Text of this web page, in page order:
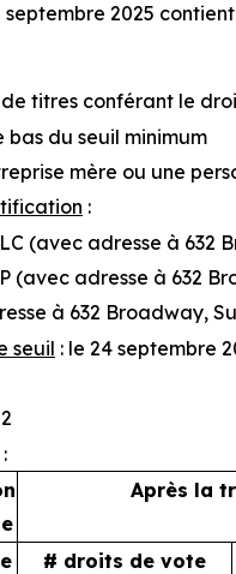
2025
de titres conférant le
bas du seuil minimum
mère ou une
:
(avec adresse à 632
(avec adresse à 632
à 632 Broadway,
seuil : le 24 septembre
:
Après la
# droits de vote